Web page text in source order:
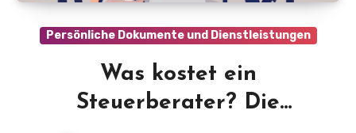
Persönliche Dokumente und Dienstleistungen
Was kostet ein
Steuerberater? Die